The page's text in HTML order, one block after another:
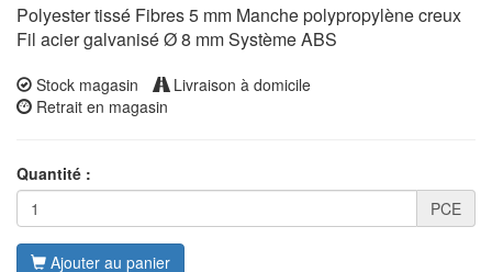
Polyester tissé Fibres 5 mm Manche polypropylène creux
Fil acier galvanisé Ø 8 mm Système ABS
Stock magasin
Livraison à domicile
Retrait en magasin
Quantité :
PCE
Ajouter au panier